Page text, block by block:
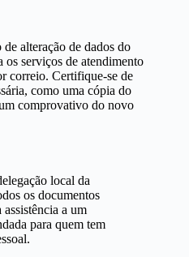
alteração de dados do
serviços de atendimento
correio. Certifique-se de
como uma cópia do
comprovativo do novo
local da
os documentos
assistência a um
para quem tem